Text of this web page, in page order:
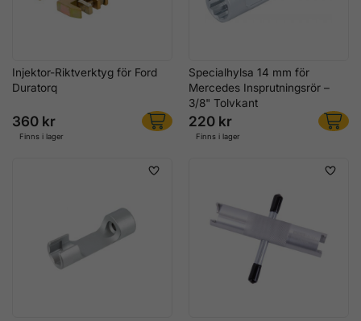
Injektor-Riktverktyg för Ford
Duratorq
360 kr
Finns i lager
Specialhylsa 14 mm för
Mercedes Insprutningsrör –
3/8" Tolvkant
220 kr
Finns i lager